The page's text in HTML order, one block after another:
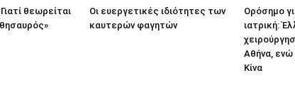
θεωρείται
Οι ευεργετικές ιδιότητες των
καυτερών φαγητών
Ορόσημο
ιατρική:
Αθήνα, ενώ
Κίνα